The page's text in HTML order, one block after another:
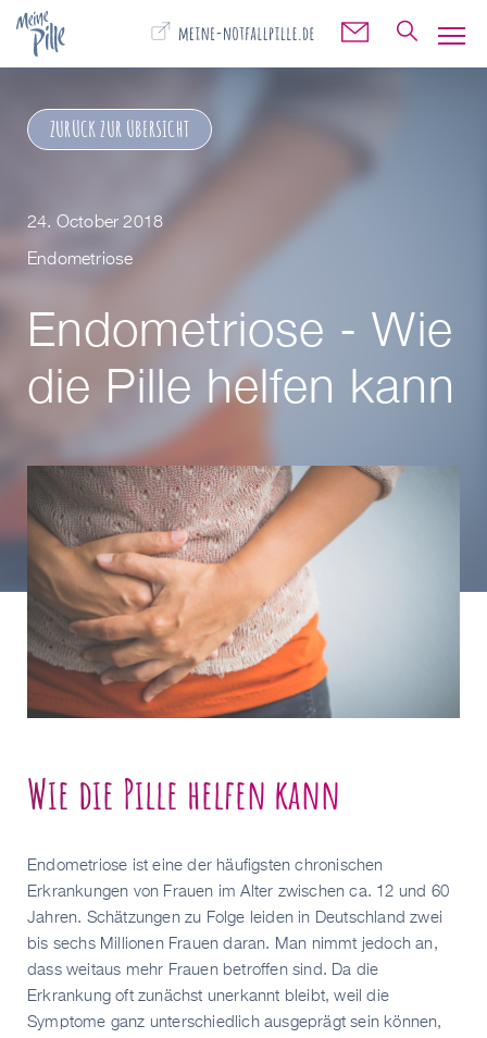
✉️ 🔍
ZURÜCK ZUR ÜBERSICHT
24. October 2018
Endometriose
Endometriose - Wie
die Pille helfen kann
Wie die Pille helfen kann
Endometriose ist eine der häufigsten chronischen
Erkrankungen von Frauen im Alter zwischen ca. 12 und 60
Jahren. Schätzungen zu Folge leiden in Deutschland zwei
bis sechs Millionen Frauen daran. Man nimmt jedoch an,
dass weitaus mehr Frauen betroffen sind. Da die
Erkrankung oft zunächst unerkannt bleibt, weil die
Symptome ganz unterschiedlich ausgeprägt sein können,